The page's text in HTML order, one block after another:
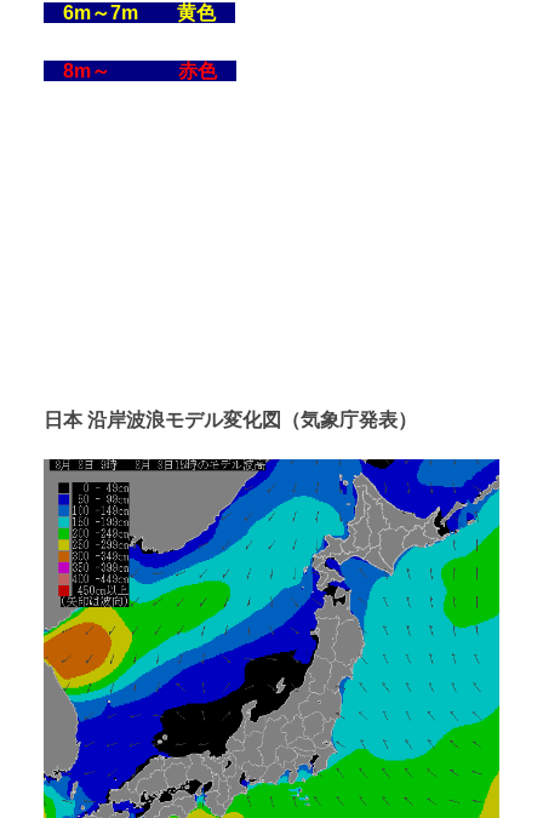
6m～7m 黄色
8m～ 赤色
日本 沿岸波浪モデル変化図（気象庁発表）